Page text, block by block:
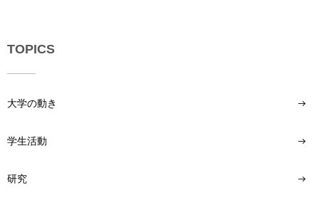
TOPICS
大学の動き
学生活動
研究